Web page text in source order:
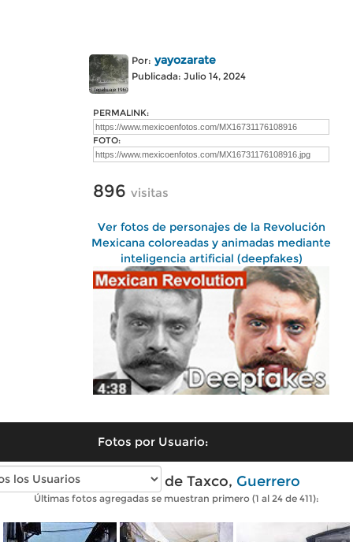
Por: yayozarate
Publicada: Julio 14, 2024
PERMALINK:
FOTO:
896 visitas
Ver fotos de personajes de la Revolución
Mexicana coloreadas y animadas mediante
inteligencia artificial (deepfakes)
Fotos por Usuario:
Fotos antiguas de Taxco, Guerrero
Últimas fotos agregadas se muestran primero (1 al 24 de 411):